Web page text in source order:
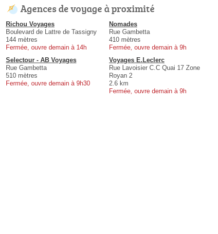
Agences de voyage à proximité
Richou Voyages
Boulevard de Lattre de Tassigny
144 mètres
Fermée, ouvre demain à 14h
Nomades
Rue Gambetta
410 mètres
Fermée, ouvre demain à 9h
Selectour - AB Voyages
Rue Gambetta
510 mètres
Fermée, ouvre demain à 9h30
Voyages E.Leclerc
Rue Lavoisier C.C Quai 17 Zone
Royan 2
2.6 km
Fermée, ouvre demain à 9h